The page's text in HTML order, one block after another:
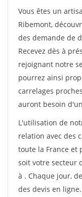
Vous êtes un
Ribemont,
des demande de
Recevez dès à
rejoignant notre
pourrez ainsi
carrelages
auront besoin
L'utilisation de
relation avec des
toute la France et
soit votre secteur
à . Chaque jour,
des devis en